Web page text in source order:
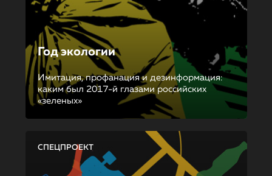
Год экологии
Имитация, профанация и дезинформация:
каким был 2017-й глазами российских
«зеленых»
СПЕЦПРОЕКТ